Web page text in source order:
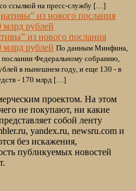
ссылкой на пресс-службу […]
из нового послания
млрд рублей По данным Минфина,
Федеральному собранию,
в нынешнем году, и еще 130 - в
- 170 млрд […]
проектом. На этом
не покупают, ни какие
собой ленту
yandex.ru, newsru.com и
без искажения,
публикуемых новостей